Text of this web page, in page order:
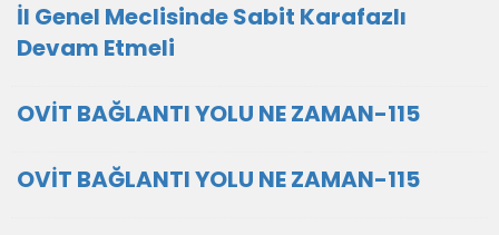
İl Genel Meclisinde Sabit Karafazlı
Devam Etmeli
OVİT BAĞLANTI YOLU NE ZAMAN-115
OVİT BAĞLANTI YOLU NE ZAMAN-115